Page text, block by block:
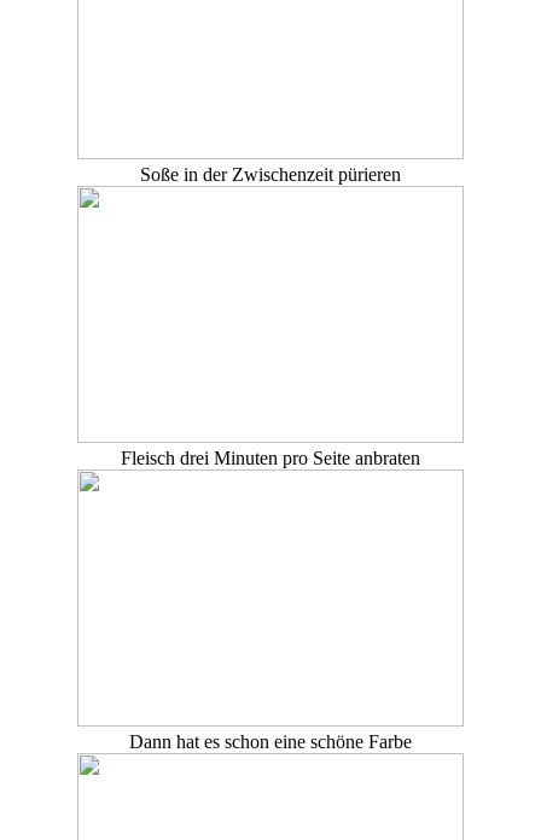
Soße in der Zwischenzeit pürieren
Fleisch drei Minuten pro Seite anbraten
Dann hat es schon eine schöne Farbe